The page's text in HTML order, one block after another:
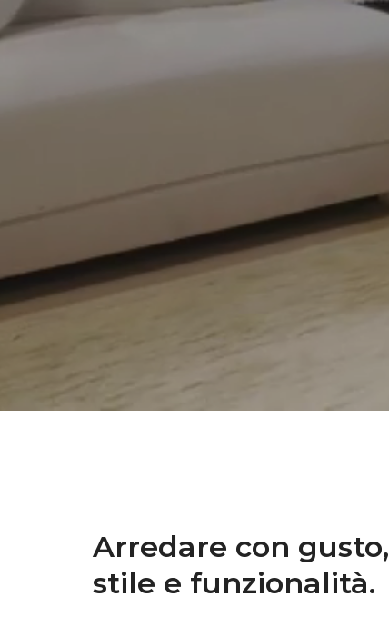
Arredare con gusto,
stile e funzionalità.